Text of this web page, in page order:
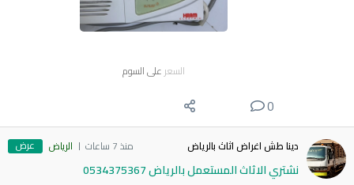
السعر على السوم
0
دينا طش اغراض اثاث بالرياض منذ 7 ساعات الرياض عرض
نشتري الاثاث المستعمل بالرياض 0534375367